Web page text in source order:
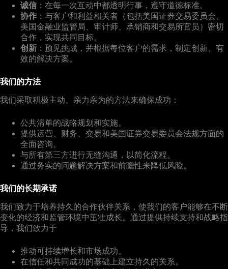
诚信 ：在每一次互动中都透明行事，遵守道德标准。
协作 ：与客户和利益相关者（包括美国证券交易委员会、
美国金融业监管局、审计师、承销商和交易所官员）密切
合作，实现共同目标。
创新 ：预见挑战，并根据每位客户的需求，制定创新、有
效的解决方案。
我们的方法
我们采取积极主动、亲力亲为的方法来确保成功：
公共清单的战略规划和实施。
提供运营、财务、交易和美国证券交易委员会法规方面的
全面咨询。
与所有第三方进行无缝沟通，以简化流程。
通过务实的问题解决方案和前瞻性来降低风险。
我们的长期承诺
我们致力于培养持久的合作伙伴关系，使我们的客户能够在不断
变化的经济和监管环境中茁壮成长。通过提供持续支持和战略指
导，我们致力于
推动可持续增长和市场成功。
在信任和共同成功的基础上建立持久的关系。